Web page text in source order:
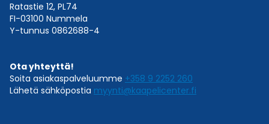
Ratastie 12, PL74
FI-03100 Nummela
Y-tunnus 0862688-4
Ota yhteyttä!
Soita asiakaspalveluumme +358 9 2252 260
Lähetä sähköpostia myynti@kaapelicenter.fi